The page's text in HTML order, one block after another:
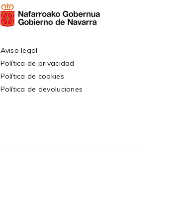
Aviso legal
Política de privacidad
Política de cookies
Política de devoluciones